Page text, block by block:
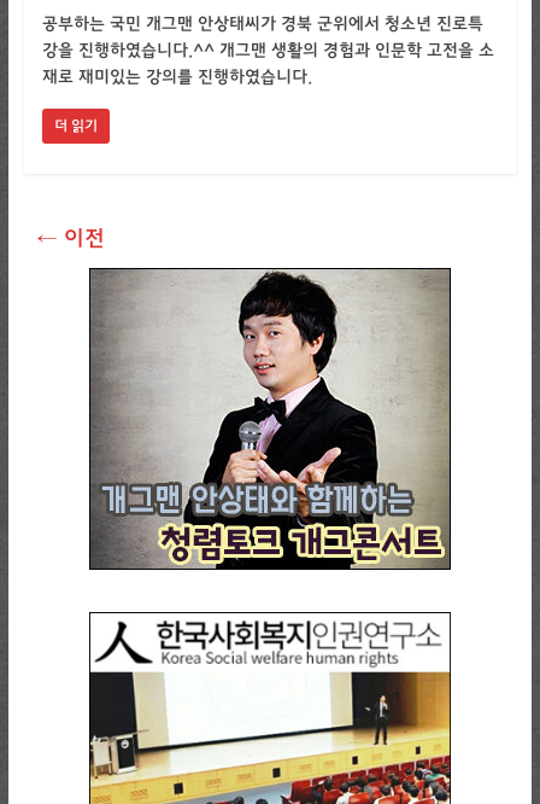
공부하는 국민 개그맨 안상태씨가 경북 군위에서 청소년 진로특
강을 진행하였습니다.^^ 개그맨 생활의 경험과 인문학 고전을 소
재로 재미있는 강의를 진행하였습니다.
더 읽기
← 이전